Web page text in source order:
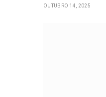
OUTUBRO 14, 2025